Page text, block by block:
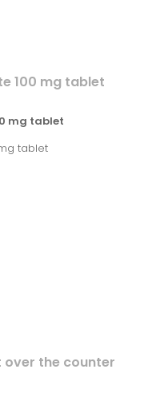
100 mg tablet
mg tablet
tablet
the counter